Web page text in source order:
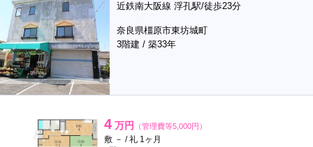
近鉄南大阪線 浮孔駅/徒歩23分
奈良県橿原市東坊城町
3階建 / 築33年
4 万円 （管理費等5,000円）
敷 － / 礼 1ヶ月